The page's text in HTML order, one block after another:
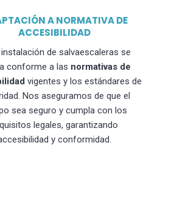
A NORMATIVA DE
ACCESIBILIDAD
instalación de salvaescaleras se
conforme a las normativas de
vigentes y los estándares de
Nos aseguramos de que el
sea seguro y cumpla con los
legales, garantizando
y conformidad.